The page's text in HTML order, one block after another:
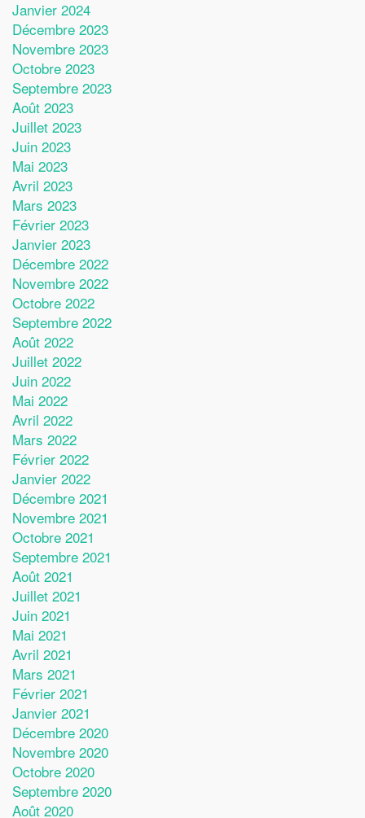
Janvier 2024
Décembre 2023
Novembre 2023
Octobre 2023
Septembre 2023
Août 2023
Juillet 2023
Juin 2023
Mai 2023
Avril 2023
Mars 2023
Février 2023
Janvier 2023
Décembre 2022
Novembre 2022
Octobre 2022
Septembre 2022
Août 2022
Juillet 2022
Juin 2022
Mai 2022
Avril 2022
Mars 2022
Février 2022
Janvier 2022
Décembre 2021
Novembre 2021
Octobre 2021
Septembre 2021
Août 2021
Juillet 2021
Juin 2021
Mai 2021
Avril 2021
Mars 2021
Février 2021
Janvier 2021
Décembre 2020
Novembre 2020
Octobre 2020
Septembre 2020
Août 2020